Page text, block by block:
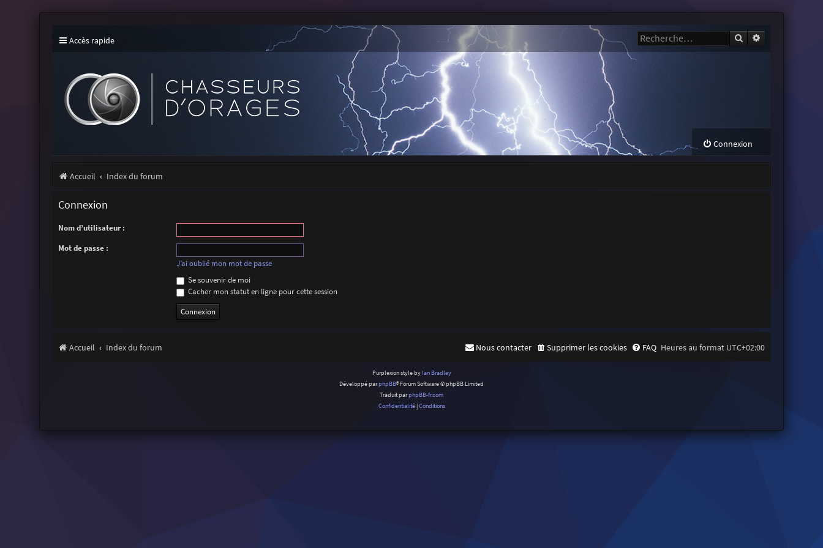
Accès rapide Rechercher
Connexion
Accueil Index du forum
Connexion
Nom d’utilisateur :
Mot de passe :
J’ai oublié mon mot de passe
Se souvenir de moi
Cacher mon statut en ligne pour cette session
Accueil Index du forum Heures au format UTC+02:00
FAQ
Supprimer les cookies
Nous contacter
Purplexion style by Ian Bradley
Développé parphpBB® Forum Software © phpBB Limited
Traduit parphpBB-fr.com
Confidentialité|Conditions